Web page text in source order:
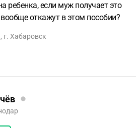
ребенка, если муж получает это
откажут в этом пособии?
, г. Хабаровск